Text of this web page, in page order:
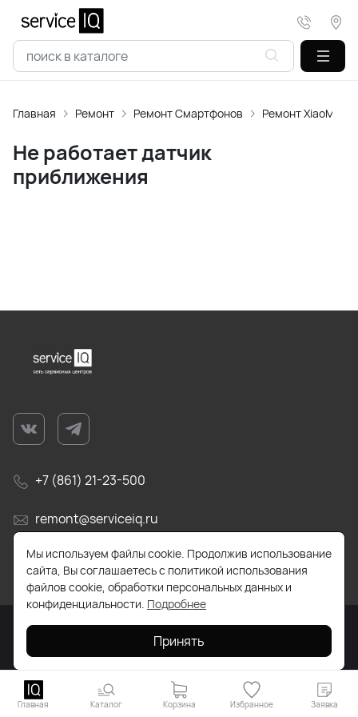
Главная Ремонт Ремонт Смартфонов Ремонт XiaoMi
Не работает датчик
приближения
+7 (861) 21-23-500
remont@serviceiq.ru
г. Краснодар, ул. Бабушкина, д. 309
2026 © Все права защищены. Работает наReadyScript
Главная Каталог Корзина Избранное Заявка
Мы используем файлы cookie. Продолжив использование
сайта, Вы соглашаетесь с политикой использования
файлов cookie, обработки персональных данных и
конфиденциальности. Подробнее
Принять